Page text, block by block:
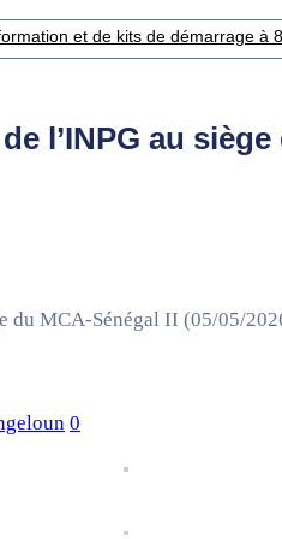
et de kits de démarrage
l’INPG au
du MCA-Sénégal II (05/05/
0